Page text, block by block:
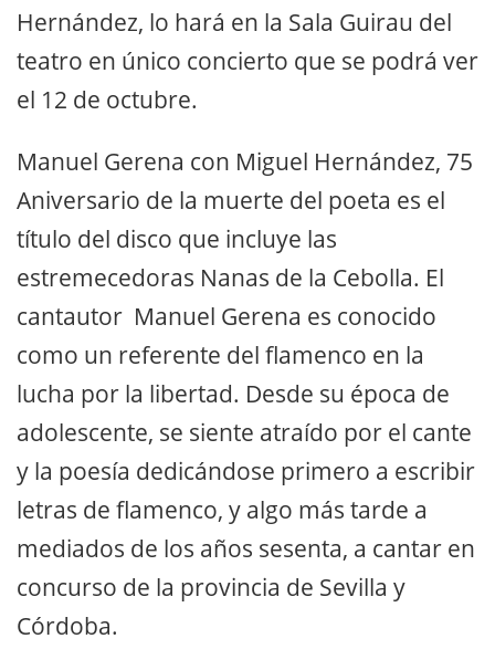
Hernández, lo hará en la Sala Guirau del
teatro en único concierto que se podrá ver
el 12 de octubre.
Manuel Gerena con Miguel Hernández, 75
Aniversario de la muerte del poeta es el
título del disco que incluye las
estremecedoras Nanas de la Cebolla. El
cantautor Manuel Gerena es conocido
como un referente del flamenco en la
lucha por la libertad. Desde su época de
adolescente, se siente atraído por el cante
y la poesía dedicándose primero a escribir
letras de flamenco, y algo más tarde a
mediados de los años sesenta, a cantar en
concurso de la provincia de Sevilla y
Córdoba.